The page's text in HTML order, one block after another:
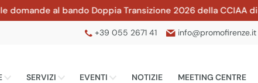
al bando Doppia Transizione 2026 della CCIAA di Firenze
+39 055 2671 41 info@promofirenze.it
SERVIZI EVENTI NOTIZIE MEETING CENTRE